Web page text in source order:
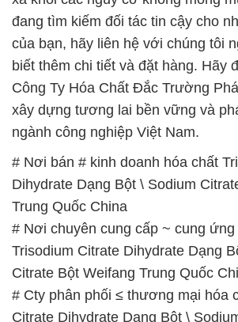
xây dựng tương lai bền vững và
ngành công nghiệp Việt Nam.
# Nơi bán # kinh doanh hóa chất
Dihydrate Dạng Bột \ Sodium
Trung Quốc China
# Nơi chuyên cung cấp ~ cung ứng
Trisodium Citrate Dihydrate Dạng
Citrate Bột Weifang Trung Quốc
# Cty phân phối ≤ thương mại hóa
Citrate Dihydrate Dạng Bột \
Weifang Trung Quốc China
# Đơn vị chuyên cung cấp √ bán
Citrate Dihydrate Dạng Bột \
Weifang Trung Quốc China